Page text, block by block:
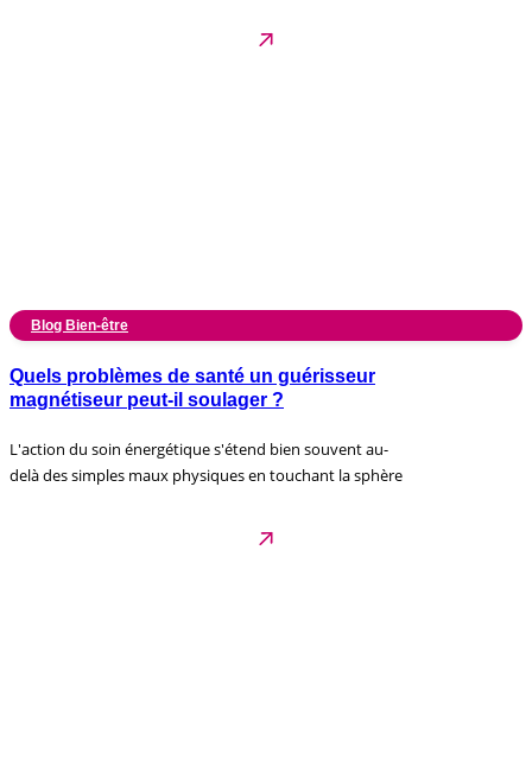
Blog Bien-être
Quels problèmes de santé un guérisseur
magnétiseur peut-il soulager ?
L'action du soin énergétique s'étend bien souvent au-
delà des simples maux physiques en touchant la sphère